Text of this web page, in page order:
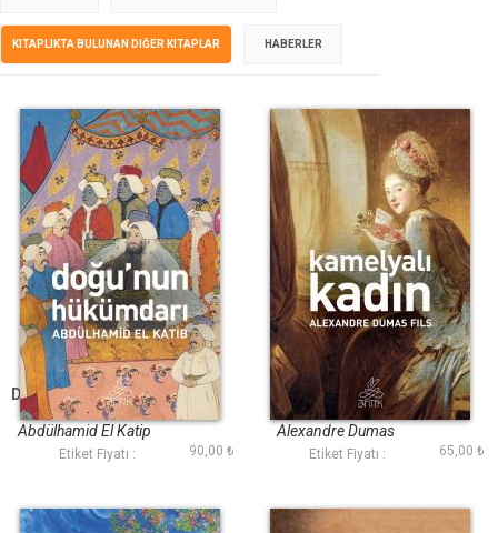
KITAPLIKTA BULUNAN DIĞER KITAPLAR HABERLER
Doğunun Hükümdarı
(Antik Dünya
Klasikleri)
Abdülhamid El Katip
Etiket Fiyatı : 90,00 ₺
Kamelyalı Kadın
(Antik Dünya
Klasikleri)
Alexandre Dumas
Etiket Fiyatı : 65,00 ₺